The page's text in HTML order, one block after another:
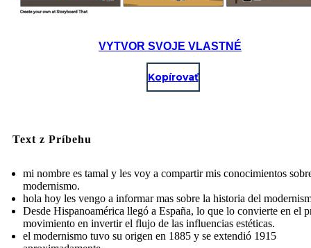
VYTVOR SVOJE VLASTNÉ
Kopírovať
Text z Príbehu
mi nombre es tamal y les voy a compartir mis conocimientos
modernismo.
hola hoy les vengo a informar mas sobre la historia del
Desde Hispanoamérica llegó a España, lo que lo convierte en el
movimiento en invertir el flujo de las influencias estéticas.
el modernismo tuvo su origen en 1885 y se extendió 1915